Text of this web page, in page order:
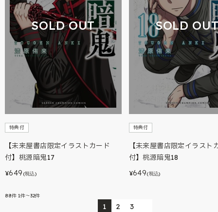
SOLD OUT
特典付
【未来屋書店限定イラストカード
付】桃源暗鬼17
¥649 (税込)
SOLD
特典付
【未来屋書店限定イラスト
付】桃源暗鬼18
¥649(税込)
88件 1件～32件
1 2 3